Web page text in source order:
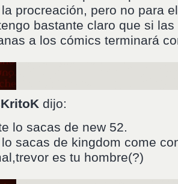
la procreación, pero no para
bastante claro que si
a los cómics terminará
dijo:
lo sacas de new 52.
sacas de kingdom come
es tu hombre(?)